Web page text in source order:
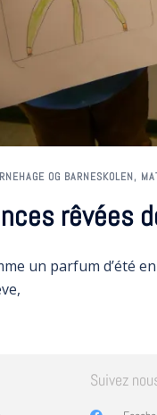
OG BARNESKOLEN,
rêvées
un parfum d’été
Suivez